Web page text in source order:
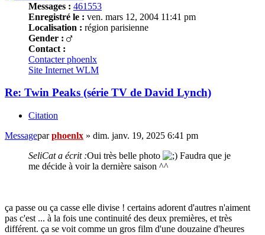
Messages : 461553
Enregistré le : ven. mars 12, 2004 11:41 pm
Localisation : région parisienne
Gender :
Contact :
Contacter phoenlx
Site Internet WLM
Re: Twin Peaks (série TV de David Lynch)
Citation
Messageparphoenlx » dim. janv. 19, 2025 6:41 pm
SeliCat a écrit :Oui très belle photo
Faudra que je
me décide à voir la dernière saison ^^
ça passe ou ça casse elle divise ! certains adorent d'autres n'aiment
pas c'est ... à la fois une continuité des deux premières, et très
différent. ça se voit comme un gros film d'une douzaine d'heures